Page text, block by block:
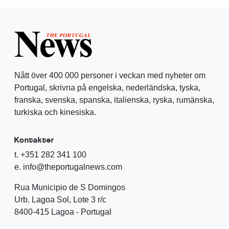
Nått över 400 000 personer i veckan med nyheter om
Portugal, skrivna på engelska, nederländska, tyska,
franska, svenska, spanska, italienska, ryska, rumänska,
turkiska och kinesiska.
Kontakter
t. +351 282 341 100
e. info@theportugalnews.com
Rua Municipio de S Domingos
Urb. Lagoa Sol, Lote 3 r/c
8400-415 Lagoa - Portugal